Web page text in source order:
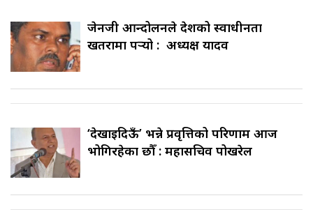
जेनजी आन्दोलनले देशको स्वाधीनता
खतरामा पर्‍यो : अध्यक्ष यादव
‘देखाइदिऊँ’ भन्ने प्रवृत्तिको परिणाम आज
भोगिरहेका छौँ : महासचिव पोखरेल